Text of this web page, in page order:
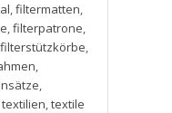
,filtermatten,
,filterpatrone,
filterstützkörbe,
,
,
,textile